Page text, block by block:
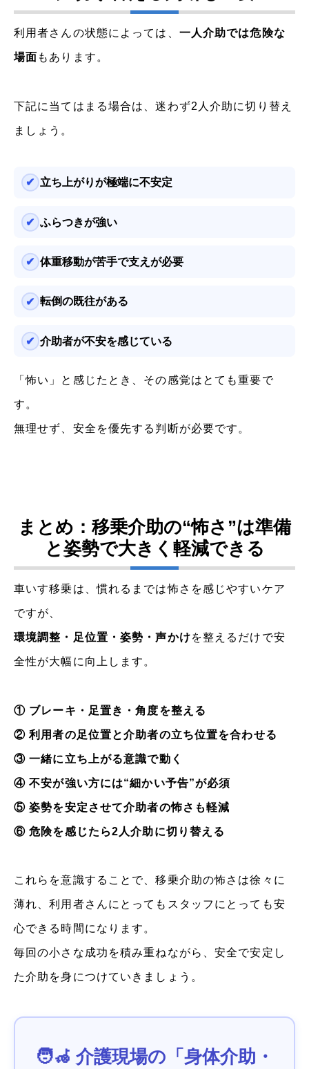
利用者さんの状態によっては、 一人介助では危険な
場面 もあります。
下記に当てはまる場合は、迷わず2人介助に切り替え
ましょう。
立ち上がりが極端に不安定
ふらつきが強い
体重移動が苦手で支えが必要
転倒の既往がある
介助者が不安を感じている
「怖い」と感じたとき、その感覚はとても重要で
す。
無理せず、安全を優先する判断が必要です。
まとめ：移乗介助の“怖さ”は準備
と姿勢で大きく軽減できる
車いす移乗は、慣れるまでは怖さを感じやすいケア
ですが、
環境調整・足位置・姿勢・声かけを整えるだけで安
全性が大幅に向上します。
① ブレーキ・足置き・角度を整える
② 利用者の足位置と介助者の立ち位置を合わせる
③ 一緒に立ち上がる意識で動く
④ 不安が強い方には“細かい予告”が必須
⑤ 姿勢を安定させて介助者の怖さも軽減
⑥ 危険を感じたら2人介助に切り替える
これらを意識することで、移乗介助の怖さは徐々に
薄れ、利用者さんにとってもスタッフにとっても安
心できる時間になります。
毎回の小さな成功を積み重ねながら、安全で安定し
た介助を身につけていきましょう。
🧑‍🦽 介護現場の「身体介助・